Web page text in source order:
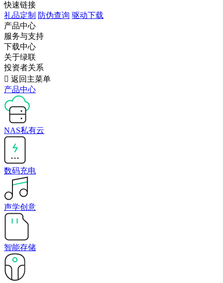
快速链接
礼品定制 防伪查询 驱动下载
产品中心
服务与支持
下载中心
关于绿联
投资者关系
 返回主菜单
产品中心
NAS私有云
数码充电
声学创意
智能存储